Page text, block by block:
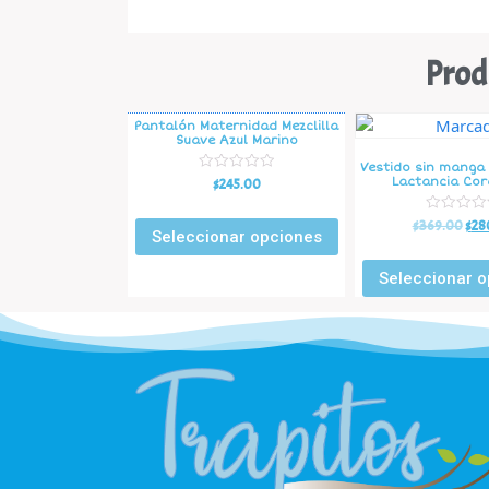
Pantalón Maternidad Mezclilla
Suave Azul Marino
o
r
a
d
5
$245.00
Seleccionar opciones
Vestido sin
Lactancia
V
a
o
r
a
d
e
0
$369.00$
Seleccionar